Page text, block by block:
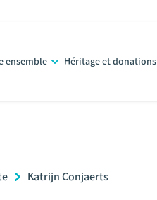
ensemble Héritage et donations
Katrijn Conjaerts